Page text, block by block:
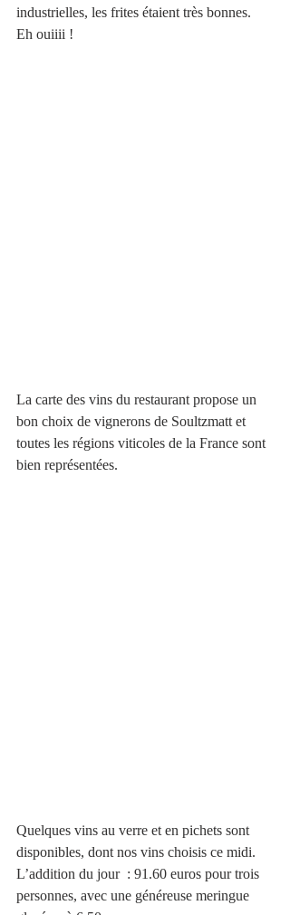
industrielles, les frites étaient très bonnes.
Eh ouiiii !
La carte des vins du restaurant propose un
bon choix de vignerons de Soultzmatt et
toutes les régions viticoles de la France sont
bien représentées.
Quelques vins au verre et en pichets sont
disponibles, dont nos vins choisis ce midi.
L’addition du jour  : 91.60 euros pour trois
personnes, avec une généreuse meringue